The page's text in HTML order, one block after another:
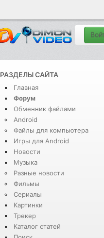
РАЗДЕЛЫ САЙТА
Главная
Форум
Обменник файлами
Android
Файлы для компьютера
Игры для Android
Новости
Музыка
Разные новости
Фильмы
Сериалы
Картинки
Трекер
Каталог статей